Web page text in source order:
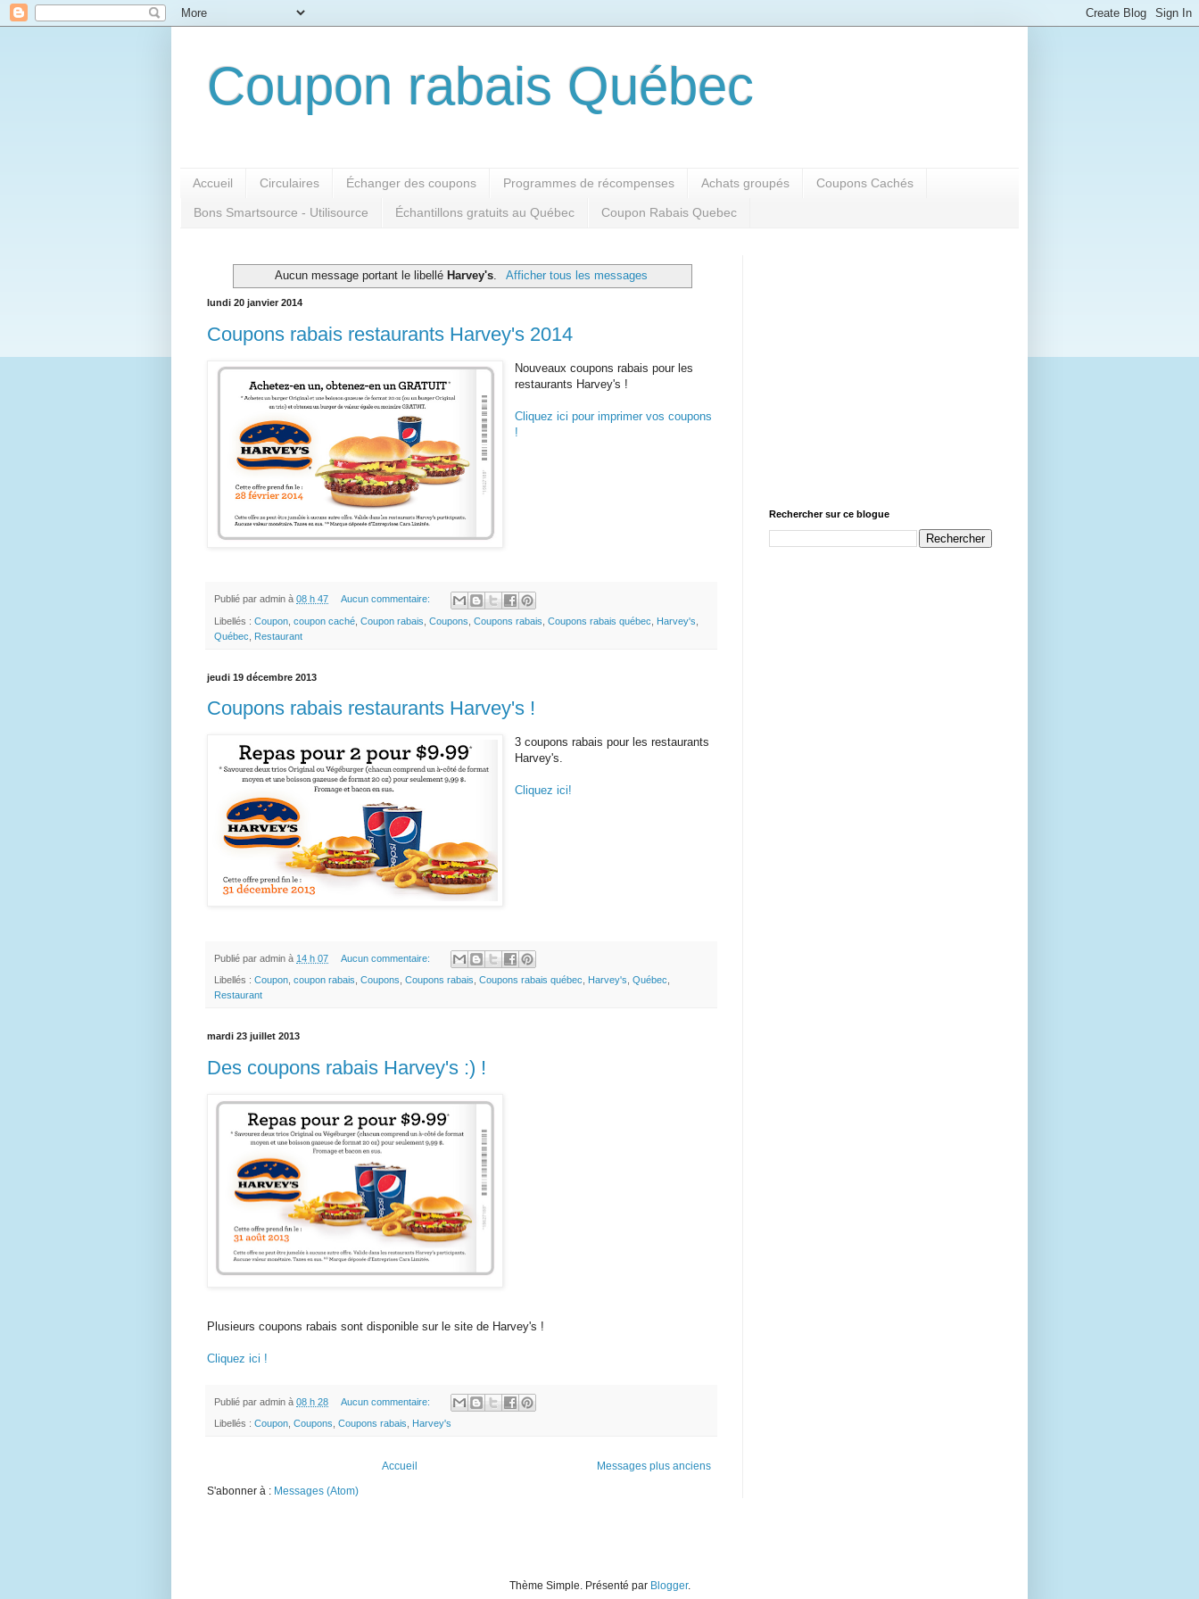
Coupon rabais Québec
Accueil Circulaires Échanger des coupons Programmes de récompenses Achats groupés Coupons Cachés
Bons Smartsource - Utilisource Échantillons gratuits au Québec Coupon Rabais Quebec
Aucun message portant le libelléHarvey's Afficher tous les messages
lundi 20 janvier 2014
Coupons rabais restaurants Harvey's 2014
Nouveaux coupons rabais pour les
restaurants Harvey's !
Cliquez ici pour imprimer vos coupons
!
Publié par admin à 08 h 47 Aucun commentaire:
Libellés : Coupon coupon caché Coupon rabais Coupons Coupons rabais Coupons rabais québec Harvey's
Québec
Restaurant
jeudi 19 décembre 2013
Coupons rabais restaurants Harvey's !
3 coupons rabais pour les restaurants
Harvey's.
Cliquez ici!
Publié par admin à 14 h 07 Aucun commentaire:
Libellés : Coupon coupon rabais Coupons Coupons rabais Coupons rabais québec Harvey's Québec
Restaurant
mardi 23 juillet 2013
Des coupons rabais Harvey's :) !
Plusieurs coupons rabais sont disponible sur le site de Harvey's !
Cliquez ici !
Publié par admin à 08 h 28 Aucun commentaire:
Libellés : Coupon Coupons Coupons rabais Harvey's
Messages plus anciens
Accueil
S'abonner à : Messages (Atom)
Rechercher sur ce blogue
Thème Simple. Présenté par Blogger.